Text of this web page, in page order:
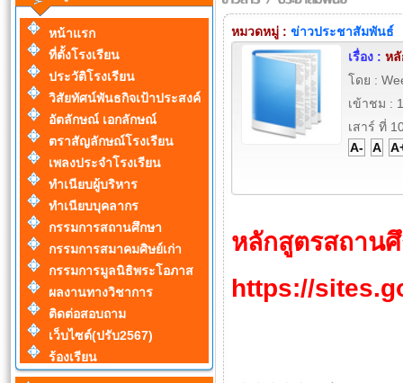
หน้าแรก
ที่ตั้งโรงเรียน
ประวัติโรงเรียน
วิสัยทัศน์พันธกิจเป้าประสงค์
อัตลักษณ์ เอกลักษณ์
ตราสัญลักษณ์โรงเรียน
เพลงประจำโรงเรียน
ทำเนียบผู้บริหาร
ทำเนียบบุคลากร
กรรมการสถานศึกษา
กรรมการสมาคมศิษย์เก่า
กรรมการมูลนิธิพระโอภาส
ผลงานทางวิชาการ
ติดต่อสอบถาม
เว็บไซต์(ปรับ2567)
ร้องเรียน
หมวดหมู่ : ข่าวประชาสัมพันธ์
เรื่อง : หลั
โดย :
เข้าชม :
เสาร์ ที่
A-
A
หลักสูตรสถาน
https://